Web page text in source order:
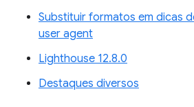
Substituir formatos em dicas
user agent
Lighthouse 12.8.0
Destaques diversos